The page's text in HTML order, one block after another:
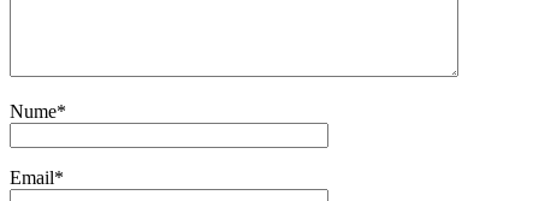
Nume*
Email*